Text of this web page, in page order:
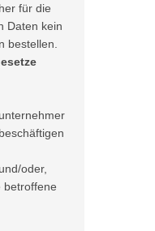
für die
Daten kein
bestellen.
und/oder,
betroffene